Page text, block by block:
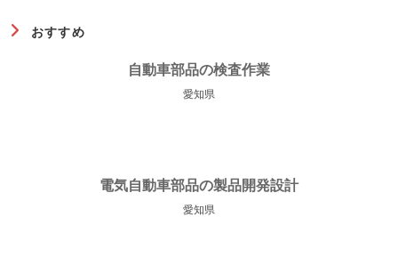
おすすめ
自動車部品の検査作業
愛知県
電気自動車部品の製品開発設計
愛知県